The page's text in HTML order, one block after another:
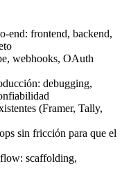
end: frontend, backend,
webhooks, OAuth
debugging,
(Framer, Tally,
sin fricción para que el
scaffolding,